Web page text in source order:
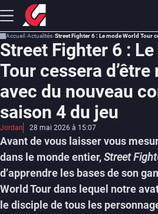
Accueil Actualités
Street Fighter 6 :
Tour cessera
avec du nouveau
saison 4 du jeu
Jordan 28 mai 2026 à 15:07
Avant de vous laisser vous
dans le monde entier,Street
d’apprendre les bases de son
World Tour dans lequel notre
le disciple de tous les